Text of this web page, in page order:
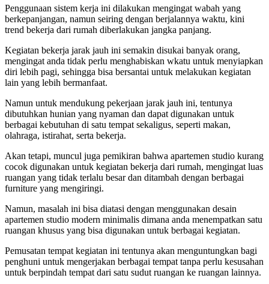
Penggunaan sistem kerja ini dilakukan mengingat wabah yang
berkepanjangan, namun seiring dengan berjalannya waktu, kini
trend bekerja dari rumah diberlakukan jangka panjang.
Kegiatan bekerja jarak jauh ini semakin disukai banyak orang,
mengingat anda tidak perlu menghabiskan wkatu untuk menyiapkan
diri lebih pagi, sehingga bisa bersantai untuk melakukan kegiatan
lain yang lebih bermanfaat.
Namun untuk mendukung pekerjaan jarak jauh ini, tentunya
dibutuhkan hunian yang nyaman dan dapat digunakan untuk
berbagai kebutuhan di satu tempat sekaligus, seperti makan,
olahraga, istirahat, serta bekerja.
Akan tetapi, muncul juga pemikiran bahwa apartemen studio kurang
cocok digunakan untuk kegiatan bekerja dari rumah, mengingat luas
ruangan yang tidak terlalu besar dan ditambah dengan berbagai
furniture yang mengiringi.
Namun, masalah ini bisa diatasi dengan menggunakan desain
apartemen studio modern minimalis dimana anda menempatkan satu
ruangan khusus yang bisa digunakan untuk berbagai kegiatan.
Pemusatan tempat kegiatan ini tentunya akan menguntungkan bagi
penghuni untuk mengerjakan berbagai tempat tanpa perlu kesusahan
untuk berpindah tempat dari satu sudut ruangan ke ruangan lainnya.